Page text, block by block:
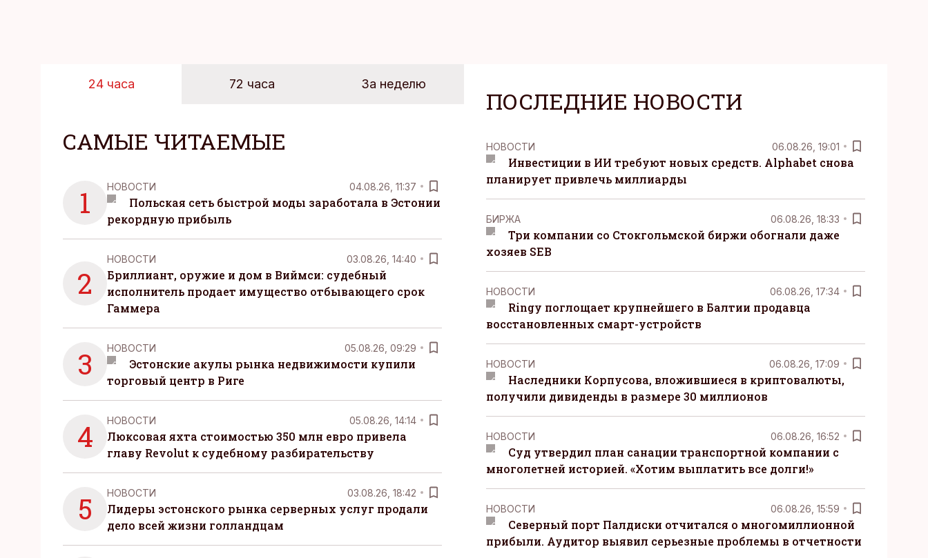
24 часа 72 часа За неделю
САМЫЕ ЧИТАЕМЫЕ
1 НОВОСТИ 04.08.26, 11:37
Польская сеть быстрой моды заработала в Эстонии
рекордную прибыль
2
НОВОСТИ 03.08.26, 14:40
Бриллиант, оружие и дом в Виймси: судебный
исполнитель продает имущество отбывающего срок
Гаммера
3 НОВОСТИ 05.08.26, 09:29
Эстонские акулы рынка недвижимости купили
торговый центр в Риге
4 НОВОСТИ 05.08.26, 14:14
Люксовая яхта стоимостью 350 млн евро привела
главу Revolut к судебному разбирательству
5 НОВОСТИ 03.08.26, 18:42
Лидеры эстонского рынка серверных услуг продали
дело всей жизни голландцам
ПОСЛЕДНИЕ НОВОСТИ
НОВОСТИ 06.08.26, 19:01
Инвестиции в ИИ требуют новых средств. Alphabet снова
планирует привлечь миллиарды
БИРЖА 06.08.26, 18:33
Три компании со Стокгольмской биржи обогнали даже
хозяев SEB
НОВОСТИ 06.08.26, 17:34
Ringy поглощает крупнейшего в Балтии продавца
восстановленных смарт-устройств
НОВОСТИ 06.08.26, 17:09
Наследники Корпусова, вложившиеся в криптовалюты,
получили дивиденды в размере 30 миллионов
НОВОСТИ 06.08.26, 16:52
Суд утвердил план санации транспортной компании с
многолетней историей. «Хотим выплатить все долги!»
НОВОСТИ 06.08.26, 15:59
Северный порт Палдиски отчитался о многомиллионной
прибыли. Аудитор выявил серьезные проблемы в отчетности